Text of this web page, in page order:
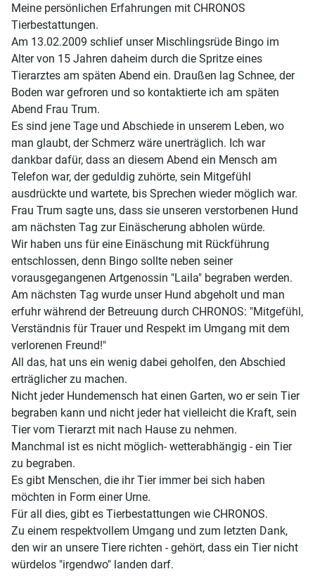
Meine persönlichen Erfahrungen mit CHRONOS
Tierbestattungen.
Am 13.02.2009 schlief unser Mischlingsrüde Bingo im
Alter von 15 Jahren daheim durch die Spritze eines
Tierarztes am späten Abend ein. Draußen lag Schnee, der
Boden war gefroren und so kontaktierte ich am späten
Abend Frau Trum.
Es sind jene Tage und Abschiede in unserem Leben, wo
man glaubt, der Schmerz wäre unerträglich. Ich war
dankbar dafür, dass an diesem Abend ein Mensch am
Telefon war, der geduldig zuhörte, sein Mitgefühl
ausdrückte und wartete, bis Sprechen wieder möglich war.
Frau Trum sagte uns, dass sie unseren verstorbenen Hund
am nächsten Tag zur Einäscherung abholen würde.
Wir haben uns für eine Einäschung mit Rückführung
entschlossen, denn Bingo sollte neben seiner
vorausgegangenen Artgenossin "Laila" begraben werden.
Am nächsten Tag wurde unser Hund abgeholt und man
erfuhr während der Betreuung durch CHRONOS: "Mitgefühl,
Verständnis für Trauer und Respekt im Umgang mit dem
verlorenen Freund!"
All das, hat uns ein wenig dabei geholfen, den Abschied
erträglicher zu machen.
Nicht jeder Hundemensch hat einen Garten, wo er sein Tier
begraben kann und nicht jeder hat vielleicht die Kraft, sein
Tier vom Tierarzt mit nach Hause zu nehmen.
Manchmal ist es nicht möglich- wetterabhängig - ein Tier
zu begraben.
Es gibt Menschen, die ihr Tier immer bei sich haben
möchten in Form einer Urne.
Für all dies, gibt es Tierbestattungen wie CHRONOS.
Zu einem respektvollem Umgang und zum letzten Dank,
den wir an unsere Tiere richten - gehört, dass ein Tier nicht
würdelos "irgendwo" landen darf.